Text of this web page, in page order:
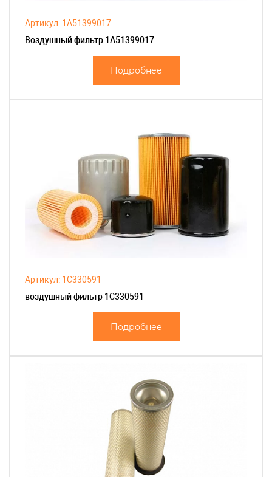
Артикул: 1A51399017
Воздушный фильтр 1A51399017
Подробнее
Артикул: 1C330591
воздушный фильтр 1C330591
Подробнее